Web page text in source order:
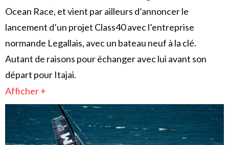
Ocean Race, et vient par ailleurs d’annoncer le
lancement d’un projet Class40 avec l’entreprise
normande Legallais, avec un bateau neuf à la clé.
Autant de raisons pour échanger avec lui avant son
départ pour Itajai.
Afficher +